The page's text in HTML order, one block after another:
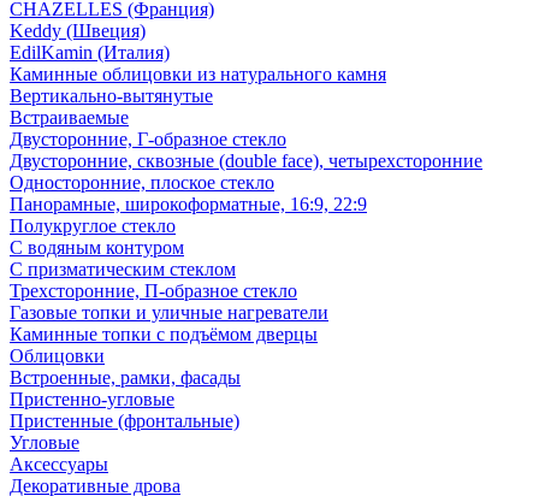
CHAZELLES (Франция)
Keddy (Швеция)
EdilKamin (Италия)
Каминные облицовки из натурального камня
Вертикально-вытянутые
Встраиваемые
Двусторонние, Г-образное стекло
Двусторонние, сквозные (double face), четырехсторонние
Односторонние, плоское стекло
Панорамные, широкоформатные, 16:9, 22:9
Полукруглое стекло
С водяным контуром
С призматическим стеклом
Трехсторонние, П-образное стекло
Газовые топки и уличные нагреватели
Каминные топки с подъёмом дверцы
Облицовки
Встроенные, рамки, фасады
Пристенно-угловые
Пристенные (фронтальные)
Угловые
Аксессуары
Декоративные дрова